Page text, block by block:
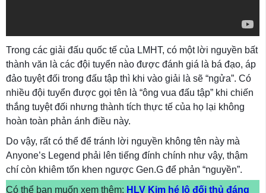
Trong các giải đấu quốc tế của LMHT, có một lời nguyền bất
thành văn là các đội tuyển nào được đánh giá là bá đạo, áp
đảo tuyệt đối trong đấu tập thì khi vào giải là sẽ “ngửa”. Có
nhiều đội tuyển được gọi tên là “ông vua đấu tập” khi chiến
thắng tuyệt đối nhưng thành tích thực tế của họ lại không
hoàn toàn phản ánh điều này.
Do vậy, rất có thể để tránh lời nguyền không tên này mà
Anyone’s Legend phải lên tiếng đính chính như vậy, thậm
chí còn khiêm tốn khen ngược Gen.G để phản “nguyền”.
Có thể bạn muốn xem thêm: HLV Kim hé lộ đối thủ đáng